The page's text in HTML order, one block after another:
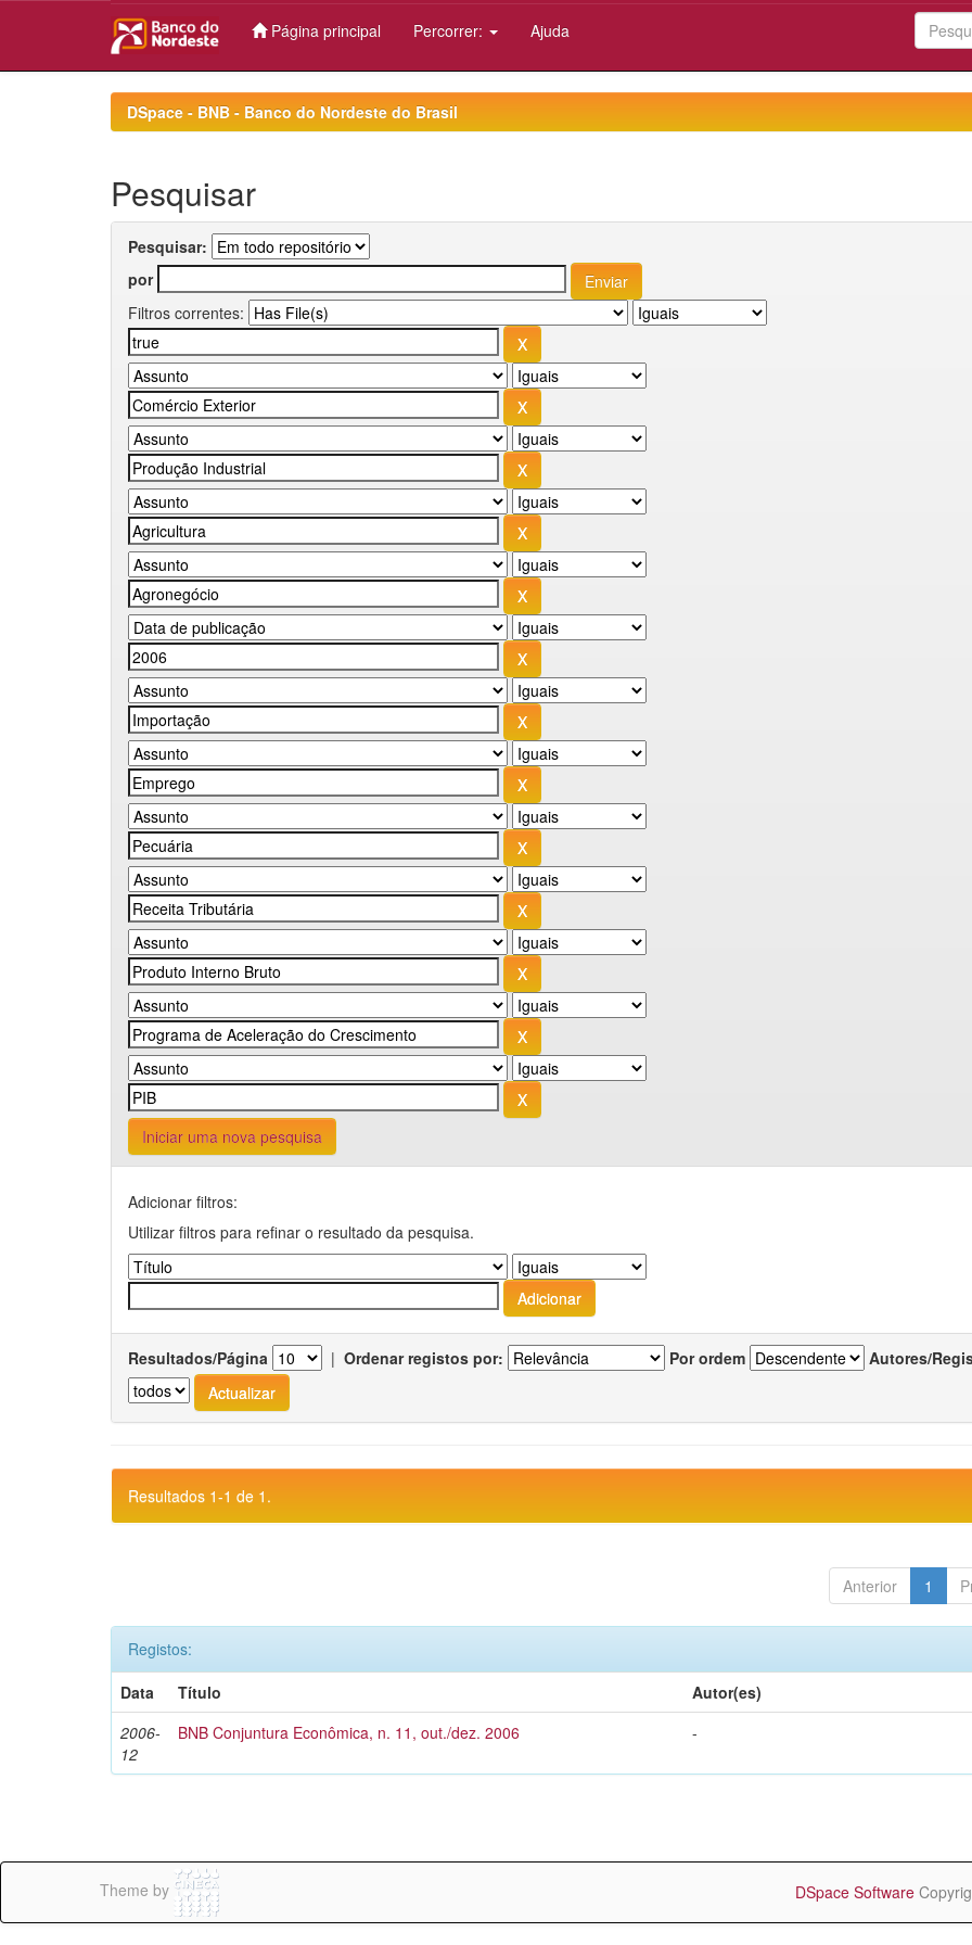
Página principal Percorrer: Ajuda
DSpace - BNB - Banco do Nordeste do Brasil
Pesquisar
Pesquisar:
por
Filtros correntes:
Iniciar uma nova pesquisa
Adicionar filtros:
Utilizar filtros para refinar o resultado da pesquisa.
Resultados/Página | Ordenar registos por: Por ordem Autores/
Resultados 1-1 de 1.
Anterior 1
Registos:
Data
Título
Autor(es)
2006-
12
BNB Conjuntura Econômica, n. 11, out./dez. 2006 -
Theme by DSpace Software